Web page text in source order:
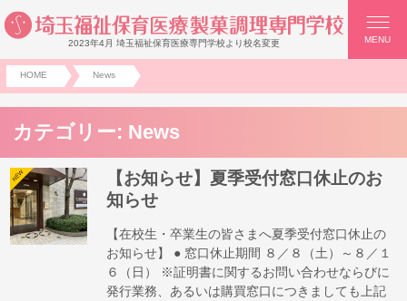
2023年4月 埼玉福祉保育医療専門学校より校名変更 MENU
HOME News
カテゴリー: News
【お知らせ】夏季受付窓口休止のお
知らせ
【在校生・卒業生の皆さまへ夏季受付窓口休止の
お知らせ】 ● 窓口休止期間 ８／８（土）～８／１
６（日） ※証明書に関するお問い合わせならびに
発行業務、あるいは購買窓口につきましても上記